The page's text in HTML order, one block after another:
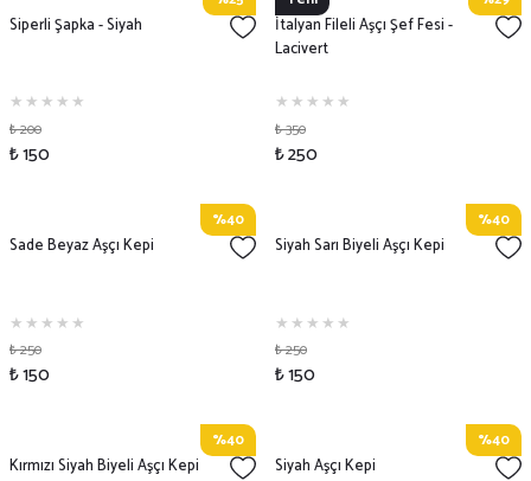
Siperli Şapka - Siyah
₺ 200
₺ 150
İtalyan Fileli Aşçı Şef Fesi -
Lacivert
₺ 350
₺ 250
%40
Sade Beyaz Aşçı Kepi
₺ 250
₺ 150
%40
Siyah Sarı Biyeli Aşçı Kepi
₺ 250
₺ 150
%40
Kırmızı Siyah Biyeli Aşçı Kepi
%40
Siyah Aşçı Kepi